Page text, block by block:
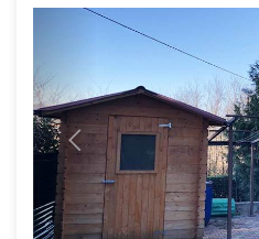
Previous